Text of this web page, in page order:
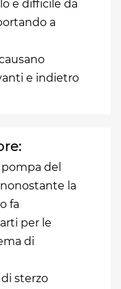
e difficile da
a
e indietro
del
la
fa
per le
di
sterzo